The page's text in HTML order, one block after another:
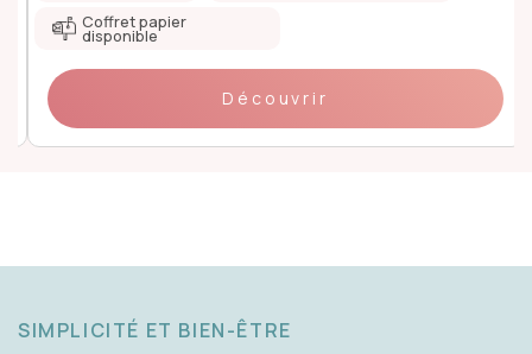
Coffret papier
disponible
Découvrir
SIMPLICITÉ ET BIEN-ÊTRE